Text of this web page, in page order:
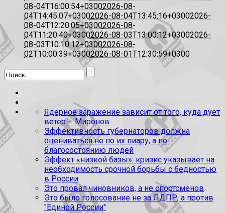
08-04T16:00:54+03002026-08-
04T14:45:07+03002026-08-04T13:45:16+03002026-
08-04T12:20:05+03002026-08-
04T11:20:40+03002026-08-03T13:00:12+03002026-
08-03T10:10:12+03002026-08-
02T10:00:39+03002026-08-01T12:30:59+0300
Ядерное заражение зависит от того, куда дует
ветер – Миронов
Эффективность губернаторов должна
оцениваться не по их пиару, а по
благосостоянию людей
Эффект «низкой базы»: кризис указывает на
необходимость срочной борьбы с бедностью
в России
Это провал чиновников, а не спортсменов
Это было голосование не за ЛДПР, а против
"Единой России"